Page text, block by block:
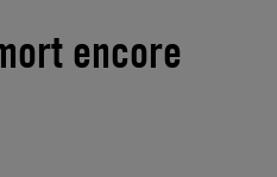
encore